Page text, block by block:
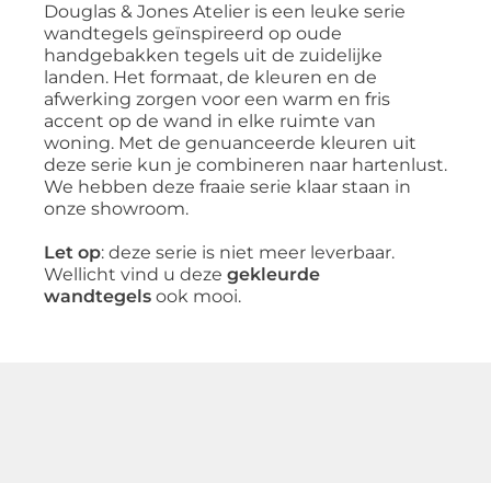
Douglas & Jones Atelier is een leuke serie
wandtegels geïnspireerd op oude
handgebakken tegels uit de zuidelijke
landen. Het formaat, de kleuren en de
afwerking zorgen voor een warm en fris
accent op de wand in elke ruimte van
woning. Met de genuanceerde kleuren uit
deze serie kun je combineren naar hartenlust.
We hebben deze fraaie serie klaar staan in
onze showroom.
Let op: deze serie is niet meer leverbaar.
Wellicht vind u deze gekleurde
wandtegels ook mooi.